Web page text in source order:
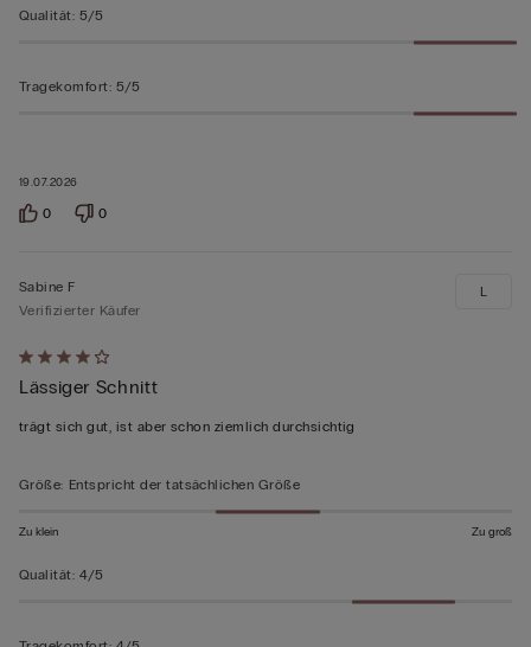
19.07.2026
Qualität: 5/5
Tragekomfort: 5/5
0 0
Mit
4
von
bewertet
Sabine F
Verifizierter Käufer
Lässiger Schnitt
trägt sich gut, ist aber schon ziemlich durchsichtig
L
Größe: Entspricht der tatsächlichen Größe
Zu klein Zu groß
Qualität: 4/5